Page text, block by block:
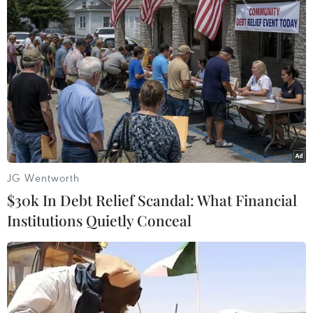
chính có hiệu lực thi hành./.
(TTXVN/Vietnam+)
#Ô nhiễm môi trường #Ủy ban Nhân dân tỉnh Tây Ninh
JG Wentworth
$30k In Debt Relief Scandal: What Financial
Institutions Quietly Conceal